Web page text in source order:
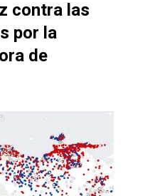
contra las
por la
de